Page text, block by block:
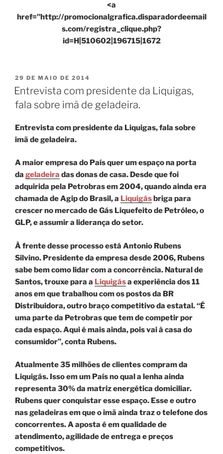
<a
href="http://promocionalgrafica.disparadordeemail
s.com/registra_clique.php?
id=H|510602|196715|1672
PUBLICADO
EM
29 DE MAIO DE 2014
Entrevista com presidente da Liquigas,
fala sobre imã de geladeira.
Entrevista com presidente da Liquigas, fala sobre
imã de geladeira.
A maior empresa do País quer um espaço na porta
da geladeira das donas de casa. Desde que foi
adquirida pela Petrobras em 2004, quando ainda era
chamada de Agip do Brasil, a Liquigásbriga para
crescer no mercado de Gás Liquefeito de Petróleo, o
GLP, e assumir a liderança do setor.
À frente desse processo está Antonio Rubens
Silvino. Presidente da empresa desde 2006, Rubens
sabe bem como lidar com a concorrência. Natural de
Santos, trouxe para a Liquigása experiência dos 11
anos em que trabalhou com os postos da BR
Distribuidora, outro braço competitivo da estatal. “É
uma parte da Petrobras que tem de competir por
cada espaço. Aqui é mais ainda, pois vai à casa do
consumidor”, conta Rubens.
Atualmente 35 milhões de clientes compram da
Liquigás. Isso em um País no qual a lenha ainda
representa 30% da matriz energética domiciliar.
Rubens quer conquistar esse espaço. Esse e outro
nas geladeiras em que o imã ainda traz o telefone dos
concorrentes. A aposta é em qualidade de
atendimento, agilidade de entrega e preços
competitivos.